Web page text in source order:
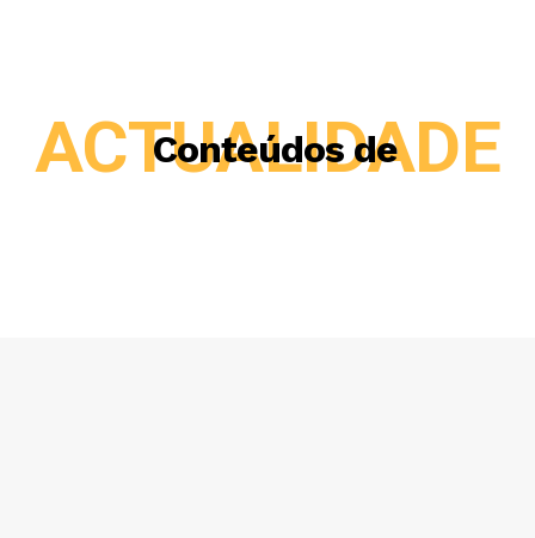
Conteúdos de
ACTUALIDADE